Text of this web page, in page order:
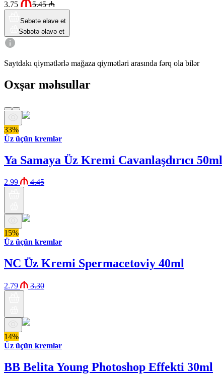
3.75 5.45₼
Səbətə əlavə et
Səbətə əlavə et
Saytdakı qiymətlərlə mağaza qiymətləri arasında fərq ola bilər
Oxşar məhsullar
33%
Üz üçün kremlər
Ya Samaya Üz Kremi Cavanlaşdırıcı 50ml
2.99 4.45
15%
Üz üçün kremlər
NC Üz Kremi Spermacetoviy 40ml
2.79 3.30
14%
Üz üçün kremlər
BB Belita Young Photoshop Effekti 30ml